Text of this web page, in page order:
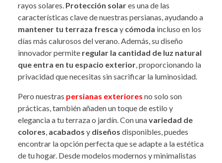
rayos solares. Protección solares una de las
características clave de nuestras persianas, ayudando a
mantener tu terraza fresca y cómoda incluso en los
días más calurosos del verano. Además, su diseño
innovador permite regular la cantidad de luz natural
que entra en tu espacio exterior, proporcionando la
privacidad que necesitas sin sacrificar la luminosidad.
Pero nuestras persianas exteriores no solo son
prácticas, también añaden un toque de estilo y
elegancia a tu terraza o jardín. Con unavariedad de
colores, acabados y diseños disponibles, puedes
encontrar la opción perfecta que se adapte a la estética
de tu hogar. Desde modelos modernos y minimalistas